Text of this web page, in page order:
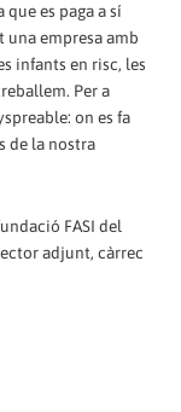
es paga a sí
empresa amb
infants en risc, les
Per a
on es fa
de la nostra
FASI del
adjunt, càrrec